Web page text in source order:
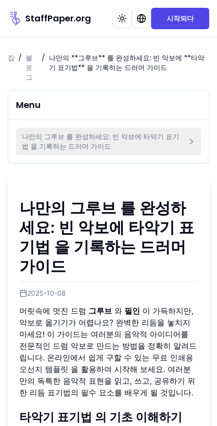
StaffPaper.org 시작되다
집 / 블
로
그
/ 나만의 **그루브** 를 완성하세요: 빈 악보에 **타악
기 표기법** 을 기록하는 드러머 가이드
Menu
나만의 그루브 를 완성하세요: 빈 악보에 타악기 표기
법 을 기록하는 드러머 가이드
나만의 그루브 를 완성하
세요: 빈 악보에 타악기 표
기법 을 기록하는 드러머
가이드
2025-10-08
머릿속에 멋진 드럼 그루브 와 필인 이 가득하지만,
악보로 옮기기가 어렵나요? 완벽한 리듬을 놓치지
마세요! 이 가이드는 여러분의 음악적 아이디어를
전문적인 드럼 악보로 만드는 방법을 정확히 알려드
립니다. 온라인에서 쉽게 구할 수 있는 무료 인쇄용
오선지 템플릿 을 활용하여 시작해 보세요. 여러분
만의 독특한 음악적 표현을 읽고, 쓰고, 공유하기 위
한 리듬 표기법의 필수 요소를 배우게 될 것입니다.
타악기 표기법 의 기초 이해하기